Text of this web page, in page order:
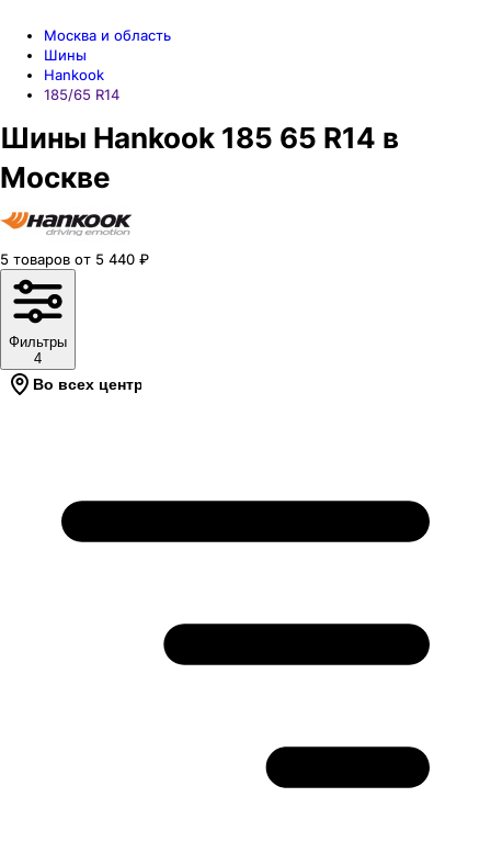
Москва и область
Шины
Hankook
185/65 R14
Шины Hankook 185 65 R14 в
Москве
5 товаров от 5 440 ₽
Фильтры
4
Во всех центрах